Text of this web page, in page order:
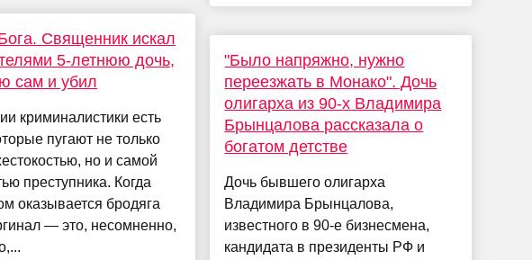
Священник искал
5-летнюю дочь,
сам и убил
криминалистики есть
пугают не только
но и самой
преступника. Когда
оказывается бродяга
— это, несомненно,
"Было напряжно, нужно
переезжать в Монако". Дочь
олигарха из 90-х Владимира
Брынцалова рассказала о
богатом детстве
Дочь бывшего олигарха
Владимира Брынцалова,
известного в 90-е бизнесмена,
кандидата в президенты РФ и